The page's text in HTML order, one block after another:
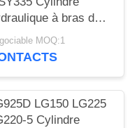
à bras de
cylindre sur
MOQ:1
LG150 LG225
5 Cylindre